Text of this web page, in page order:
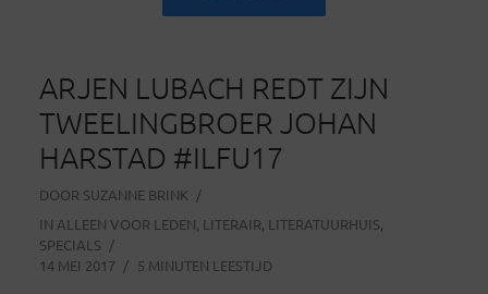
ARJEN LUBACH REDT ZIJN
TWEELINGBROER JOHAN
HARSTAD #ILFU17
DOOR SUZANNE BRINK
IN ALLEEN VOOR LEDEN, LITERAIR, LITERATUURHUIS,
SPECIALS
14 MEI 2017
5 MINUTEN LEESTIJD